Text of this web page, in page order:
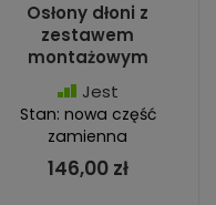
Osłony dłoni z
zestawem
montażowym
Jest
Stan: nowa część
zamienna
146,00 zł